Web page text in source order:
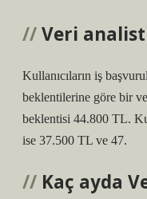
Veri
Kullanıcıların iş
beklentilerine göre bir
beklentisi 44.800 TL.
ise 37.500 TL ve 47.
Kaç ayda